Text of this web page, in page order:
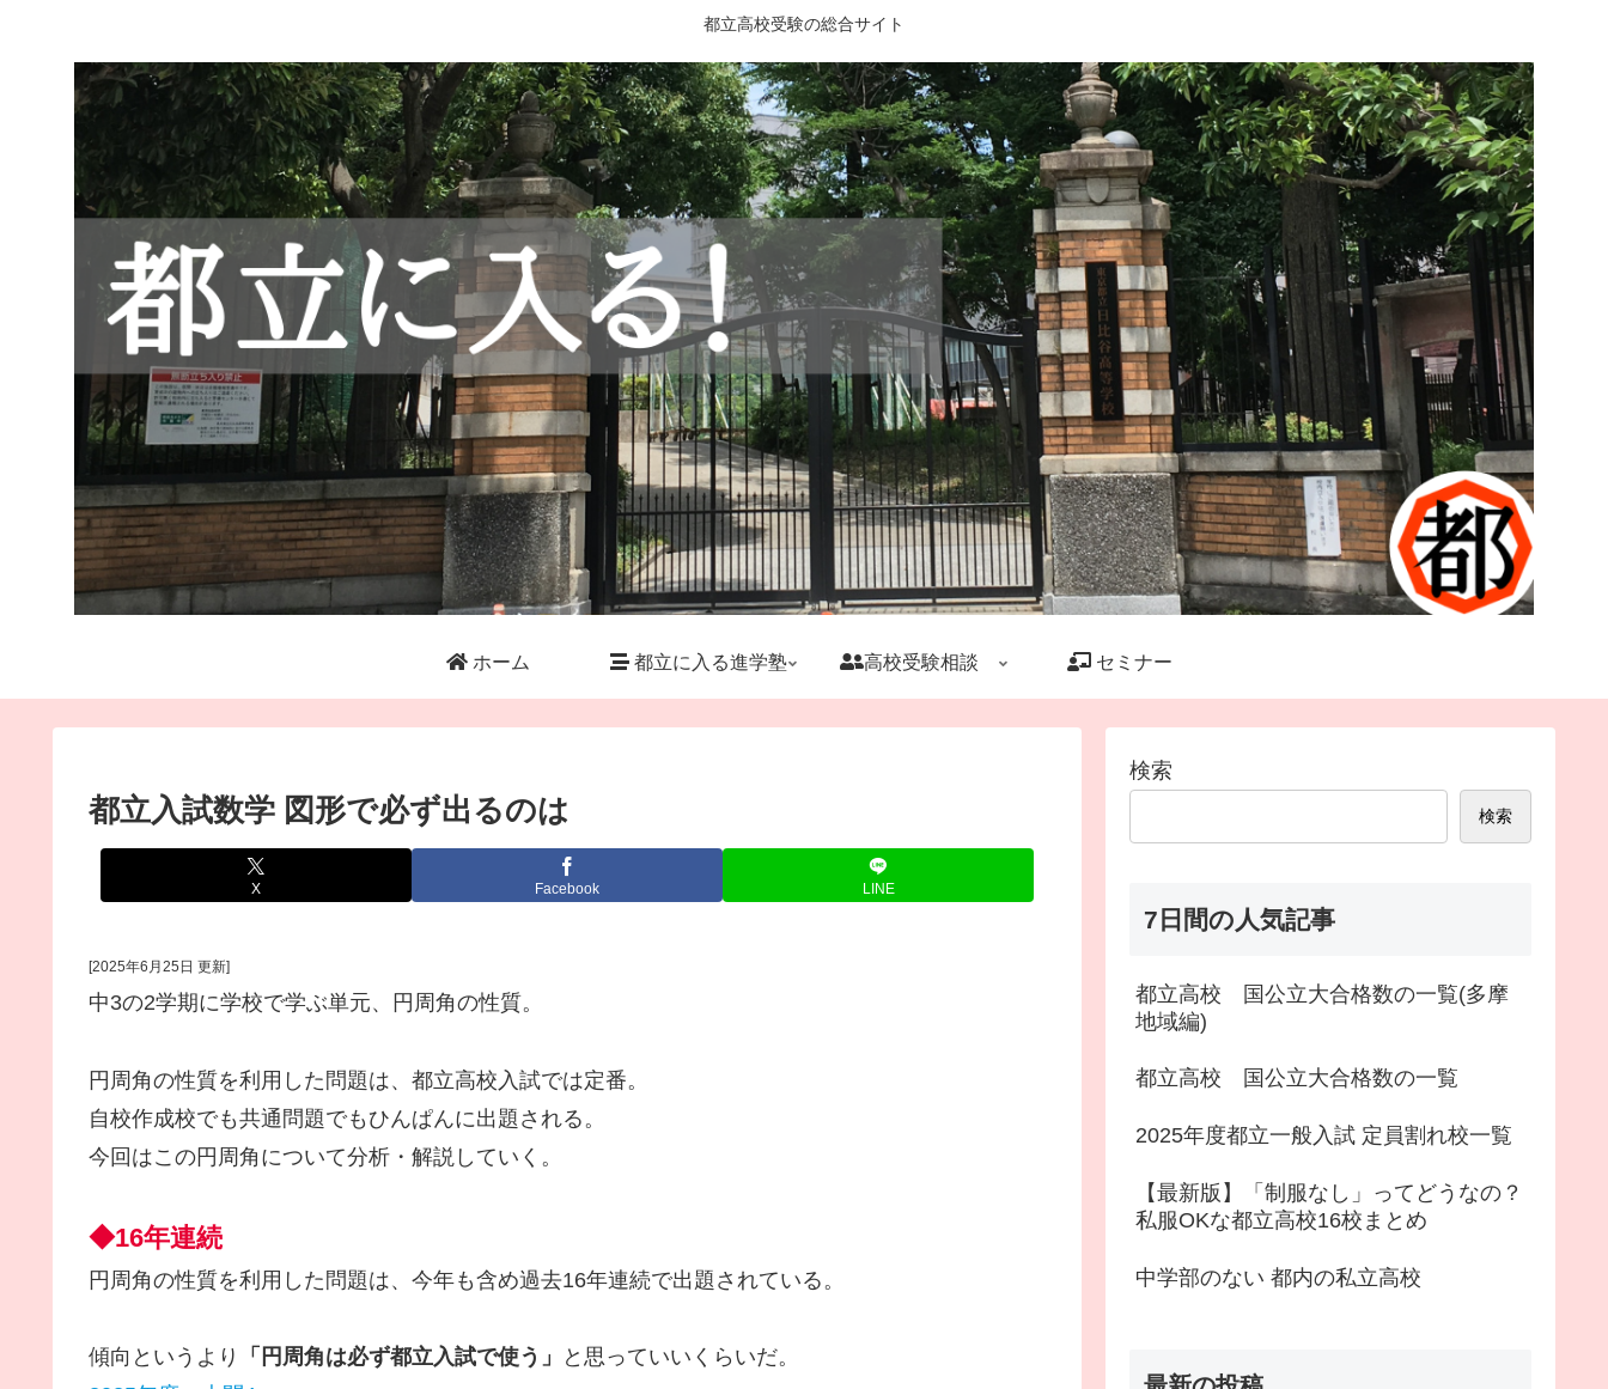
都立高校受験の総合サイト
ホーム 都立に入る進学塾 高校受験相談 セミナー
都立入試数学 図形で必ず出るのは
X Facebook LINE
[2025年6月25日 更新]
中3の2学期に学校で学ぶ単元、円周角の性質。
円周角の性質を利用した問題は、都立高校入試では定番。
自校作成校でも共通問題でもひんぱんに出題される。
今回はこの円周角について分析・解説していく。
◆16年連続
円周角の性質を利用した問題は、今年も含め過去16年連続で出題されている。
傾向というより 「円周角は必ず都立入試で使う」
と思っていいくらいだ。
検索
検索
7日間の人気記事
都立高校 国公立大合格数の一覧(多摩
地域編)
都立高校 国公立大合格数の一覧
2025年度都立一般入試 定員割れ校一覧
【最新版】「制服なし」ってどうなの？
私服OKな都立高校16校まとめ
中学部のない 都内の私立高校